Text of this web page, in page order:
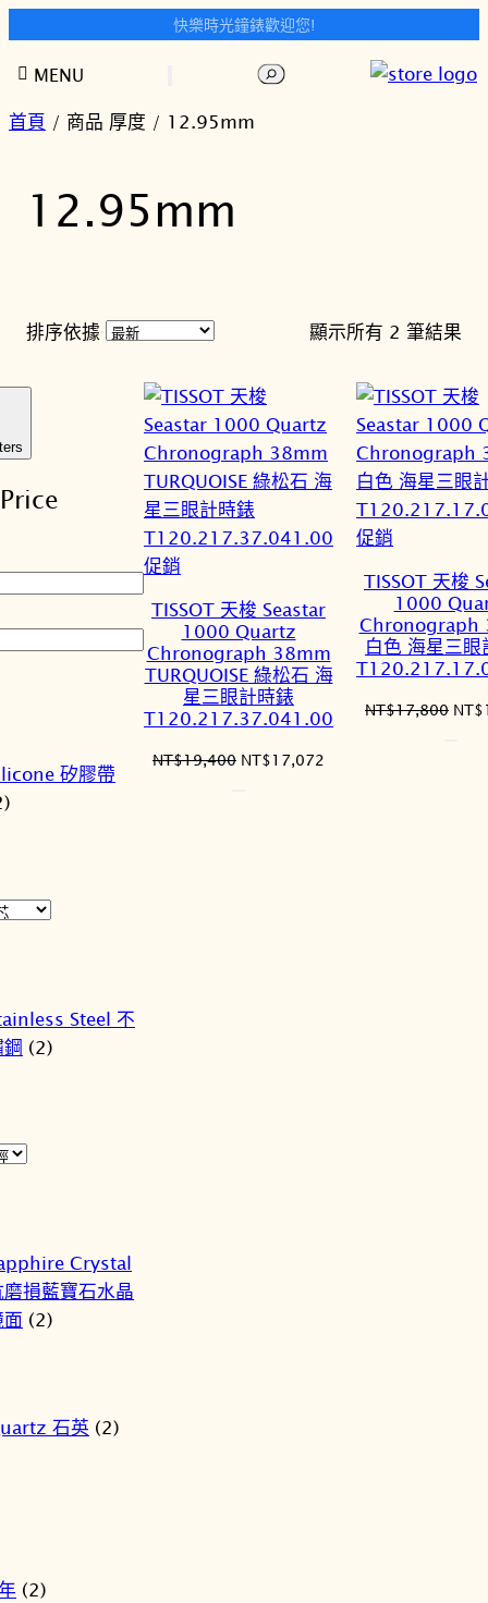
快樂時光鐘錶歡迎您!
至
主
要
搜
MENU
首頁 / 商品 厚度 / 12.95mm
12.95mm
排序依據 顯示所有 2 筆結果
新
項
目
排
序
矽膠帶
Steel 不
(2)
Crystal
磨損藍寶石水晶
(2)
石英 (2)
(2)
促銷
商
品
TISSOT 天梭 Seastar
1000 Quartz
Chronograph 38mm
TURQUOISE 綠松石 海
星三眼計時錶
T120.217.37.041.00
NT$19,400 原
NT$17,072
促銷
商
品
TISSOT 天梭
1000
Chronograph
白色 海星三眼
NT$17,800 原
NT$